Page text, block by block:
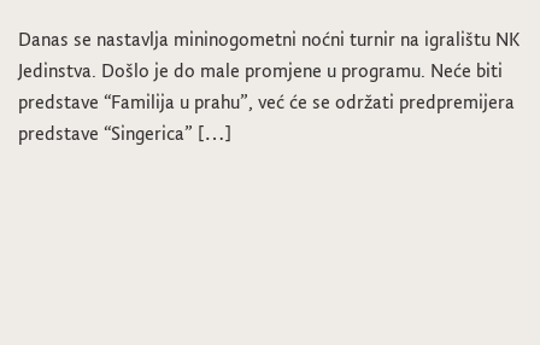
Danas se nastavlja mininogometni noćni turnir na igralištu NK
Jedinstva. Došlo je do male promjene u programu. Neće biti
predstave “Familija u prahu”, već će se održati predpremijera
predstave “Singerica” […]